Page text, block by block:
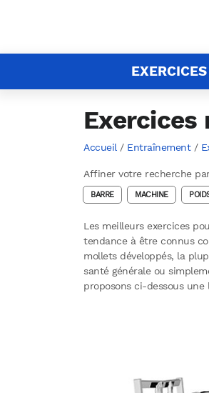
Exercices
Accueil / Entraînement/
Affiner votre recherche
BARRE MACHINE
Les meilleurs exercices
tendance à être connus
mollets développés, la
santé générale ou
proposons ci-dessous